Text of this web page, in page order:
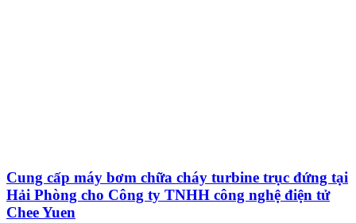
Cung cấp máy bơm chữa cháy turbine trục đứng tại
Hải Phòng cho Công ty TNHH công nghệ điện tử
Chee Yuen